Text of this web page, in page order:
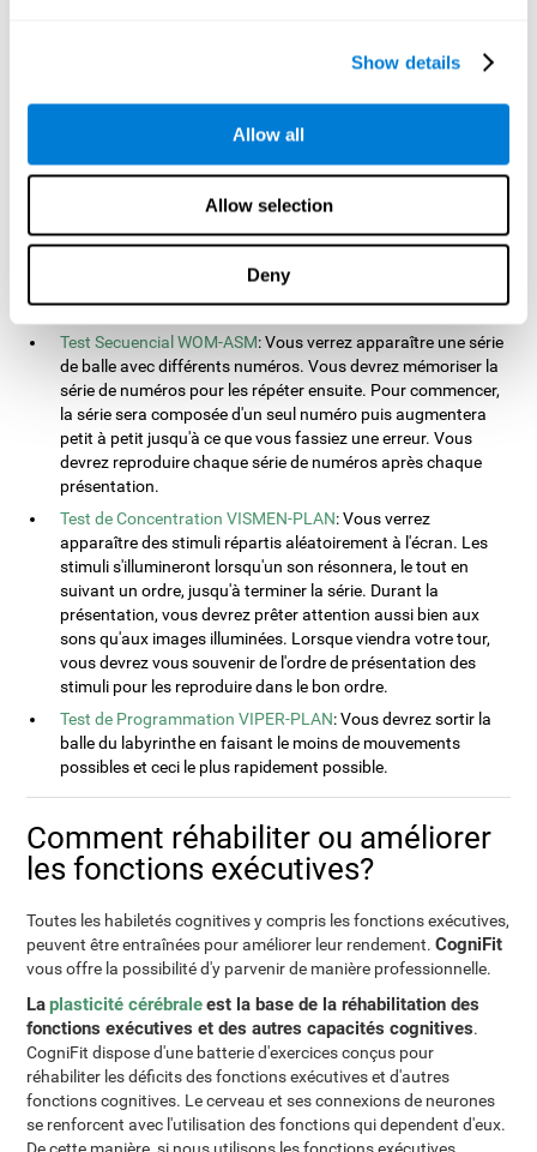
Show details
Allow all
Allow selection
Deny
: Pour ce test, vous verrez
la couleur coïncidera avec la couleur des lettres écrites, vous
devrez répondre. S'ils ne coïncident pas, vous ne devrez pas
communs apparaître à l'écran. Premièrement, vous devrez
vous souvenir de l'ordre de présentation des trois objets
différents à ceux présentés au départ apparaitront à l'écran.
Vous devrez alors identifier la séquence initiale.
Test Secuencial WOM-ASM: Vous verrez apparaître une série
de balle avec différents numéros. Vous devrez mémoriser la
série de numéros pour les répéter ensuite. Pour commencer,
la série sera composée d'un seul numéro puis augmentera
petit à petit jusqu'à ce que vous fassiez une erreur. Vous
devrez reproduire chaque série de numéros après chaque
présentation.
Test de Concentration VISMEN-PLAN: Vous verrez
apparaître des stimuli répartis aléatoirement à l'écran. Les
stimuli s'illumineront lorsqu'un son résonnera, le tout en
suivant un ordre, jusqu'à terminer la série. Durant la
présentation, vous devrez prêter attention aussi bien aux
sons qu'aux images illuminées. Lorsque viendra votre tour,
vous devrez vous souvenir de l'ordre de présentation des
stimuli pour les reproduire dans le bon ordre.
Test de Programmation VIPER-PLAN: Vous devrez sortir la
balle du labyrinthe en faisant le moins de mouvements
possibles et ceci le plus rapidement possible.
Comment réhabiliter ou améliorer
les fonctions exécutives?
Toutes les habiletés cognitives y compris les fonctions exécutives,
peuvent être entraînées pour améliorer leur rendement.CogniFit
vous offre la possibilité d'y parvenir de manière professionnelle.
Laplasticité cérébraleest la base de la réhabilitation des
fonctions exécutives et des autres capacités cognitives.
CogniFit dispose d'une batterie d'exercices conçus pour
réhabiliter les déficits des fonctions exécutives et d'autres
fonctions cognitives. Le cerveau et ses connexions de neurones
se renforcent avec l'utilisation des fonctions qui dependent d'eux.